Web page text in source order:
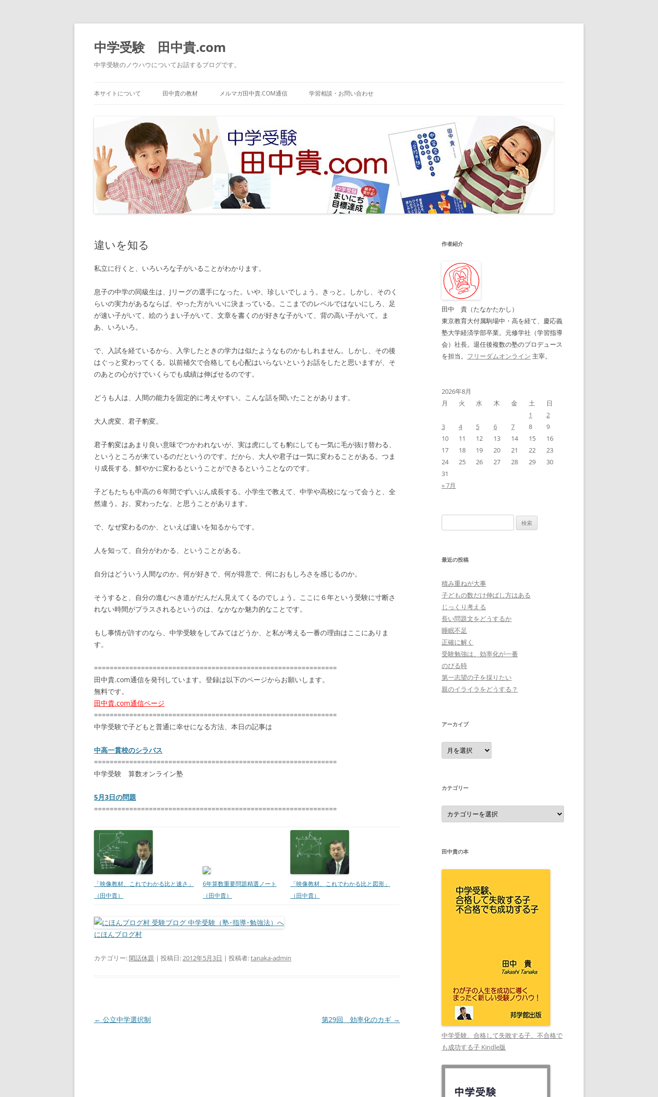
中学受験 田中貴.com
中学受験のノウハウについてお話するブログです。
ン
テ
本サイトについて 田中貴の教材 メルマガ田中貴.COM通信 学習相談・お問い合わせ
違いを知る
私立に行くと、いろいろな子がいることがわかります。
息子の中学の同級生は、Jリーグの選手になった。いや、珍しいでしょう。きっと。しかし、そのく
らいの実力があるならば、やった方がいいに決まっている。ここまでのレベルではないにしろ、足
が速い子がいて、絵のうまい子がいて、文章を書くのが好きな子がいて、背の高い子がいて。ま
あ、いろいろ。
で、入試を経ているから、入学したときの学力は似たようなものかもしれません。しかし、その後
はぐっと変わってくる。以前補欠で合格しても心配はいらないというお話をしたと思いますが、そ
のあとの心がけでいくらでも成績は伸ばせるのです。
どうも人は、人間の能力を固定的に考えやすい。こんな話を聞いたことがあります。
大人虎変、君子豹変。
君子豹変はあまり良い意味でつかわれないが、実は虎にしても豹にしても一気に毛が抜け替わる、
というところが来ているのだというのです。だから、大人や君子は一気に変わることがある。つま
り成長する、鮮やかに変わるということができるということなのです。
子どもたちも中高の６年間でずいぶん成長する。小学生で教えて、中学や高校になって会うと、全
然違う。お、変わったな、と思うことがあります。
で、なぜ変わるのか、といえば違いを知るからです。
人を知って、自分がわかる、ということがある。
自分はどういう人間なのか。何が好きで、何が得意で、何におもしろさを感じるのか。
そうすると、自分の進むべき道がだんだん見えてくるのでしょう。ここに６年という受験に寸断さ
れない時間がプラスされるというのは、なかなか魅力的なことです。
もし事情が許すのなら、中学受験をしてみてはどうか、と私が考える一番の理由はここにありま
す。
==============================================================
田中貴.com通信を発刊しています。登録は以下のページからお願いします。
無料です。
田中貴.com通信ページ
==============================================================
中学受験で子どもと普通に幸せになる方法、本日の記事は
中高一貫校のシラバス
==============================================================
中学受験 算数オンライン塾
5月3日の問題
==============================================================
「映像教材、これでわかる比と速さ」
（田中貴）
6年算数重要問題精選ノート
（田中貴）
「映像教材、これでわかる比と図形」
（田中貴）
にほんブログ村
カテゴリー:閑話休題 | 投稿日:2012年5月3日 | 投稿者:tanaka-admin
投
← 公立中学選択制 第29回 効率化のカギ →
作者紹介
田中 貴（たなかたかし）
東京教育大付属駒場中・高を経て、慶応義
塾大学経済学部卒業。元修学社（学習指導
会）社長。退任後複数の塾のプロデュース
を担当。 フリーダムオンライン 主宰。
2026年8月
月
火 水 木 金 土
日
1
2
3
4 5 6 7 8
9
10
11 12 13 14 15
16
17
18 19 20 21 22
23
24
25 26 27 28 29
30
31
« 7月
索:
最近の投稿
積み重ねが大事
子どもの数だけ伸ばし方はある
じっくり考える
長い問題文をどうするか
睡眠不足
正確に解く
受験勉強は、効率化が一番
のびる時
第一志望の子を採りたい
親のイライラをどうする？
アーカイブ
ア
ー
カ
カテゴリー
カ
テ
ゴ
田中貴の本
中学受験、合格して失敗する子、不合格で
も成功する子 Kindle版